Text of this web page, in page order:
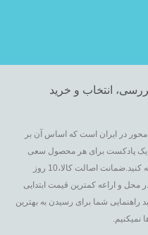
انتخاب و خرید
محور در ایران است که اساس آن بر
یک پادکست برای هر محصول سعی
کرده است تا تجربه متفاوتی را از خرید تجربه کنید.ضمانت اصالت کالا،10 روز
و اراعه کمترین قیمت ابتدایی
شما برای رسیدن به بهترین
نمیکنیم.